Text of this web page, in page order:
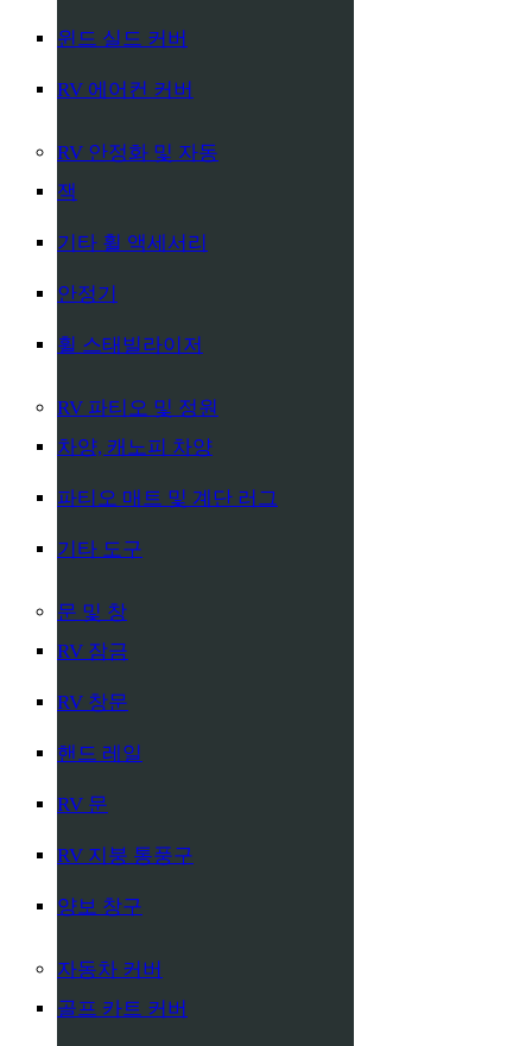
윈드 실드 커버
RV 에어컨 커버
RV 안정화 및 자동
잭
기타 휠 액세서리
안정기
휠 스태빌라이저
RV 파티오 및 정원
차양, 캐노피 차양
파티오 매트 및 계단 러그
기타 도구
문 및 창
RV 잠금
RV 창문
핸드 레일
RV 문
RV 지붕 통풍구
양보 창구
자동차 커버
골프 카트 커버